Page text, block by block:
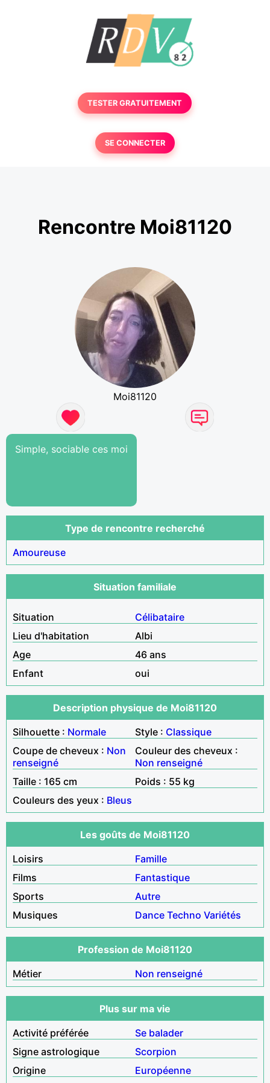
TESTER GRATUITEMENT
SE CONNECTER
Rencontre Moi81120
Moi81120
Simple, sociable ces moi
Type de rencontre recherché
Amoureuse
Situation familiale
Situation
Célibataire
Lieu d'habitation
Albi
Age
46 ans
Enfant
oui
Description physique de Moi81120
Silhouette : Normale Style : Classique
Coupe de cheveux : Non
renseigné
Couleur des cheveux :
Non renseigné
Taille : 165 cm
Poids : 55 kg
Couleurs des yeux : Bleus
Les goûts de Moi81120
Loisirs
Famille
Films
Fantastique
Sports
Autre
Musiques
Dance Techno Variétés
Profession de Moi81120
Métier
Non renseigné
Plus sur ma vie
Activité préférée
Se balader
Signe astrologique
Scorpion
Origine
Européenne